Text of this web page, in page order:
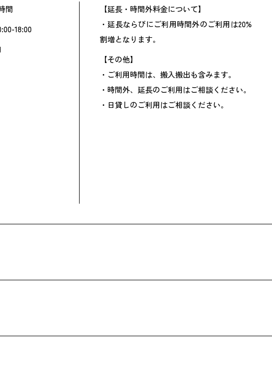
間
18:00
【延長・時間外料金について】
・延長ならびにご利用時間外のご利用は20%
割増となります。
【その他】
・ご利用時間は、搬入搬出も含みます。
・時間外、延長のご利用はご相談ください。
・日貸しのご利用はご相談ください。